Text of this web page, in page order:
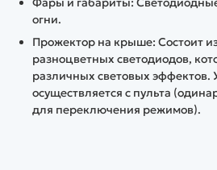
огни.
Прожектор на крыше: Состоит
разноцветных светодиодов,
различных световых эффектов.
осуществляется с пульта
для переключения режимов).